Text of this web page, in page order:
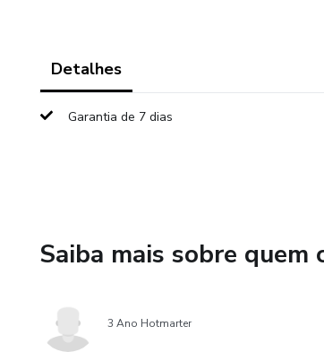
Detalhes
Garantia de 7 dias
Saiba mais sobre quem
3 Ano Hotmarter